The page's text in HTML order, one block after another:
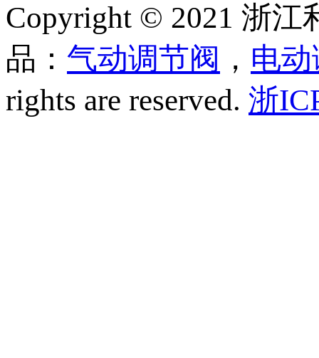
Copyright © 2021 浙
品： 气动调节阀 ， 电
rights are reserved. 浙